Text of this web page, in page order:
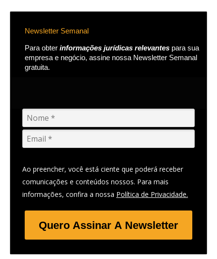
Newsletter Semanal
Para obter informações jurídicas relevantes para sua
empresa e negócio, assine nossa Newsletter Semanal
gratuita.
Ao preencher, você está ciente que poderá receber
comunicações e conteúdos nossos. Para mais
informações, confira a nossa Política de Privacidade.
Quero Assinar A Newsletter